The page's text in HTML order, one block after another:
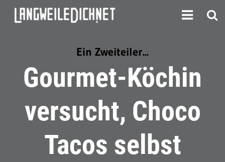
Ein Zweiteiler...
Gourmet-Köchin
versucht, Choco
Tacos selbst